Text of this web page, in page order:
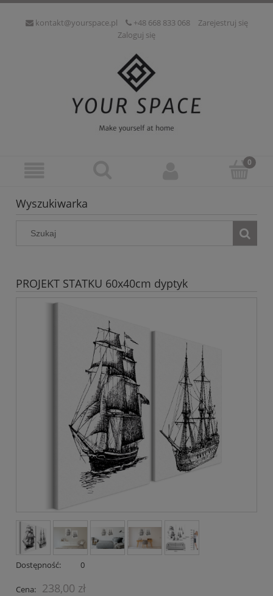
kontakt@yourspace.pl +48 668 833 068
Zarejestruj się
Zaloguj się
Wyszukiwarka
PROJEKT STATKU 60x40cm dyptyk
Dostępność: 0
Cena: 238,00 zł